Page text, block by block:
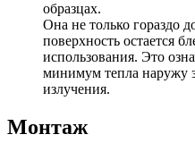
образцах.
Она не только гораздо
поверхность остается
использования. Это
минимум тепла наружу
излучения.
Монтаж